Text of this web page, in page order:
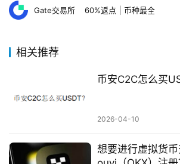
Gate交易所 60%返点 币种最全
相关推荐
币安C2C怎么买
2026-04-10
想要进行虚拟货